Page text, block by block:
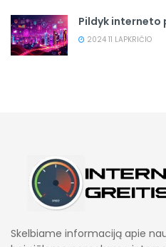
Pildyk interneto
2024 11 LAPKRIČIO
Skelbiame informaciją apie